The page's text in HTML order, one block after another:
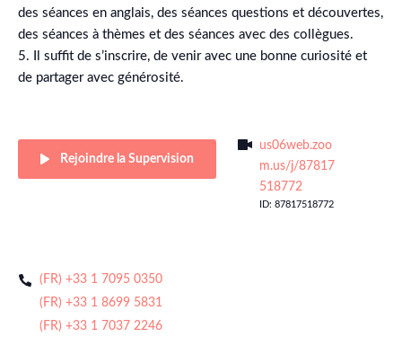
des séances en anglais, des séances questions et découvertes,
des séances à thèmes et des séances avec des collègues.
5. Il suffit de s’inscrire, de venir avec une bonne curiosité et
de partager avec générosité.
Rejoindre la Supervision
us06web.zoo
m.us/j/87817
518772
ID: 87817518772
(FR) +33 1 7095 0350
(FR) +33 1 8699 5831
(FR) +33 1 7037 2246